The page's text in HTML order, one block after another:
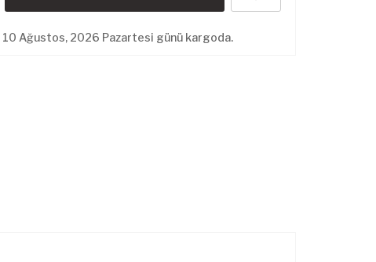
10 Ağustos, 2026 Pazartesi günü kargoda.